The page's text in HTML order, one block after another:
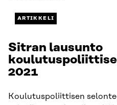
ARTIKKELI
Sitran lausunto
2021
Koulutuspoliittisen